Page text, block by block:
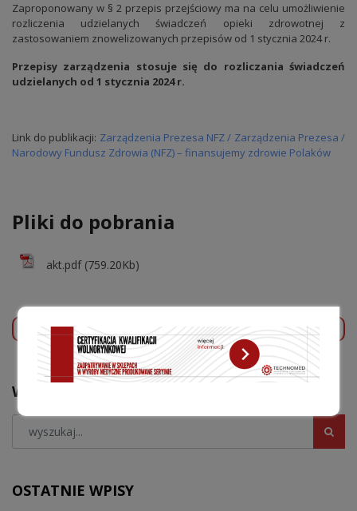
Zaproponowany w § 2 przepis przejściowy ma na celu umożliwienie
rozliczenia udzielanych świadczeń opieki zdrowotnej z
zastosowaniem znowelizowanych przepisów od 1 stycznia 2024 r.
Przepisy zarządzenia stosuje się do rozliczania świadczeń
udzielanych od 1 stycznia 2024 r.
Link do publikacji: Zarządzenia Prezesa NFZ / Zarządzenia Prezesa /
Narodowy Fundusz Zdrowia (NFZ) – finansujemy zdrowie Polaków
Pliki do pobrania
akt.pdf (759.20Kb)
POPRZEDNI WPIS NASTĘPNY WPIS
WYSZUKAJ
OSTATNIE WPISY